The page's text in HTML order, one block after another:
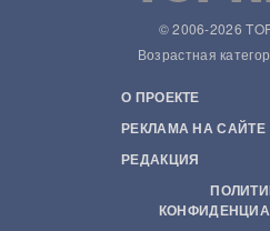
© 2006-2026
Возрастная
О ПРОЕКТЕ
РЕКЛАМА НА САЙТЕ
РЕДАКЦИЯ